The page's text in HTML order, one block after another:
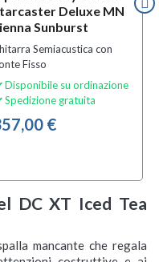
Deluxe MN
Sunburst
Semiacustica con
Fisso
Disponibile su ordinazione
Spedizione gratuita
€
DC XT Iced Tea
mancante che regala